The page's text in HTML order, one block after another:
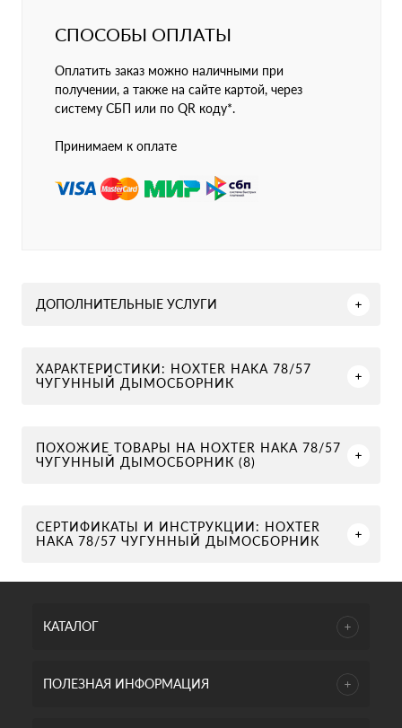
СПОСОБЫ ОПЛАТЫ
Оплатить заказ можно наличными при
получении, а также на сайте картой, через
систему СБП или по QR коду*.
Принимаем к оплате
ДОПОЛНИТЕЛЬНЫЕ УСЛУГИ
ХАРАКТЕРИСТИКИ: HOXTER HAKA 78/57
ЧУГУННЫЙ ДЫМОСБОРНИК
ПОХОЖИЕ ТОВАРЫ НА HOXTER HAKA 78/57
ЧУГУННЫЙ ДЫМОСБОРНИК (8)
СЕРТИФИКАТЫ И ИНСТРУКЦИИ: HOXTER
HAKA 78/57 ЧУГУННЫЙ ДЫМОСБОРНИК
КАТАЛОГ
ПОЛЕЗНАЯ ИНФОРМАЦИЯ